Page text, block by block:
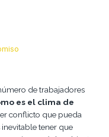
de trabajadores
es el clima de
conflicto que pueda
inevitable tener que